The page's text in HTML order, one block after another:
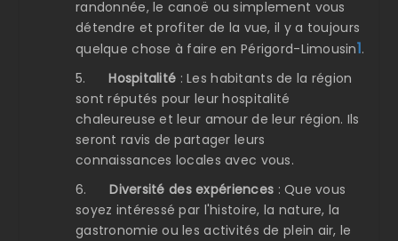
randonnée, le canoë ou simplement vous
détendre et profiter de la vue, il y a toujours
quelque chose à faire en Périgord-Limousin1.
5.Hospitalité : Les habitants de la région
sont réputés pour leur hospitalité
chaleureuse et leur amour de leur région. Ils
seront ravis de partager leurs
connaissances locales avec vous.
6.Diversité des expériences : Que vous
soyez intéressé par l'histoire, la nature, la
gastronomie ou les activités de plein air, le